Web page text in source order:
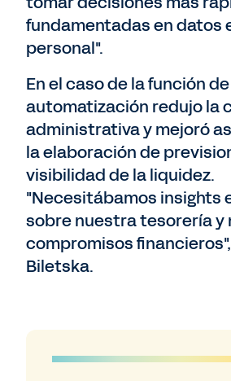
fundamentadas en datos
personal".
En el caso de la función
automatización redujo la
administrativa y mejoró
la elaboración de
visibilidad de la liquidez.
"Necesitábamos insights
sobre nuestra tesorería y
compromisos
Biletska.